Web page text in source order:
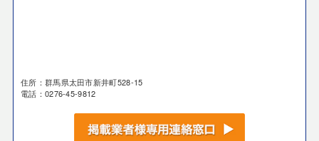
住所：群馬県太田市新井町528-15
電話：0276-45-9812